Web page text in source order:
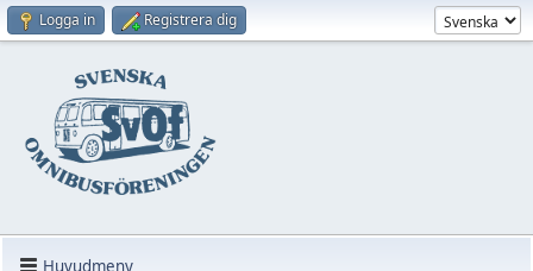
Logga in Registrera dig
Huvudmeny